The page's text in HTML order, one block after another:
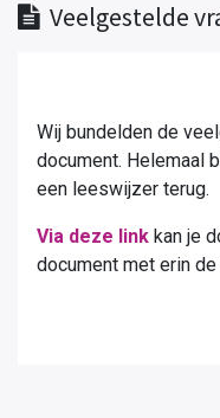
Veelgestelde
Wij bundelden de
document. Helemaal
een leeswijzer terug.
Via deze link kan je
document met erin